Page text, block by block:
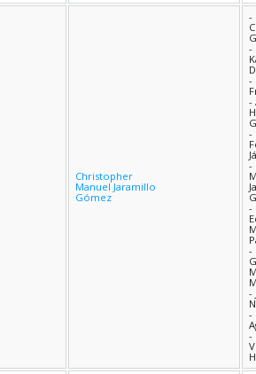
Christopher
Manuel Jaramillo
Gómez
-
-
-
-
-
-
-
-
-
-
-